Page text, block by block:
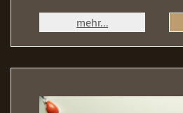
mehr...